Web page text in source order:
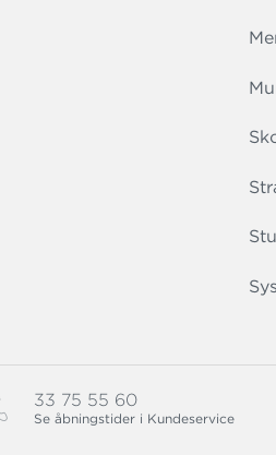
33 75 55 60
Se åbningstider i Kundeservice